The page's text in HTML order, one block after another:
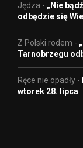
Jędza - „Nie
odbędzie się
Z Polski rodem -
Tarnobrzegu
Ręce nie opadły -
wtorek 28. lipca